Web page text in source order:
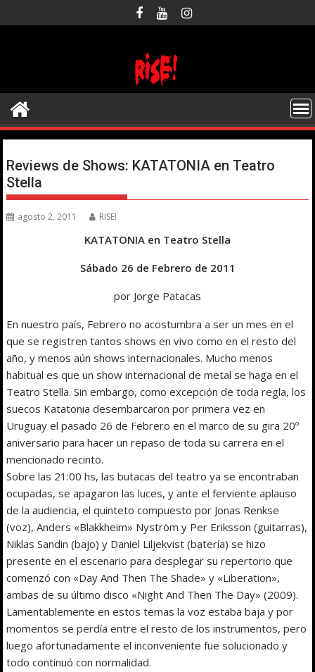
al
Reviews de Shows: KATATONIA en Teatro
Stella
agosto 2, 2011 RISE!
KATATONIA en Teatro Stella
Sábado 26 de Febrero de 2011
por Jorge Patacas
En nuestro país, Febrero no acostumbra a ser un mes en el
que se registren tantos shows en vivo como en el resto del
año, y menos aún shows internacionales. Mucho menos
habitual es que un show internacional de metal se haga en el
Teatro Stella. Sin embargo, como excepción de toda regla, los
suecos Katatonia desembarcaron por primera vez en
Uruguay el pasado 26 de Febrero en el marco de su gira 20º
aniversario para hacer un repaso de toda su carrera en el
mencionado recinto.
Sobre las 21:00 hs, las butacas del teatro ya se encontraban
ocupadas, se apagaron las luces, y ante el ferviente aplauso
de la audiencia, el quinteto compuesto por Jonas Renkse
(voz), Anders «Blakkheim» Nyström y Per Eriksson (guitarras),
Niklas Sandin (bajo) y Daniel Liljekvist (batería) se hizo
presente en el escenario para desplegar su repertorio que
comenzó con «Day And Then The Shade» y «Liberation»,
ambas de su último disco «Night And Then The Day» (2009).
Lamentablemente en estos temas la voz estaba baja y por
momentos se perdía entre el resto de los instrumentos, pero
luego afortunadamente el inconveniente fue solucionado y
todo continuó con normalidad.